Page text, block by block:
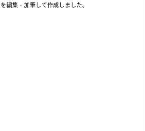
集・加筆して作成しました。